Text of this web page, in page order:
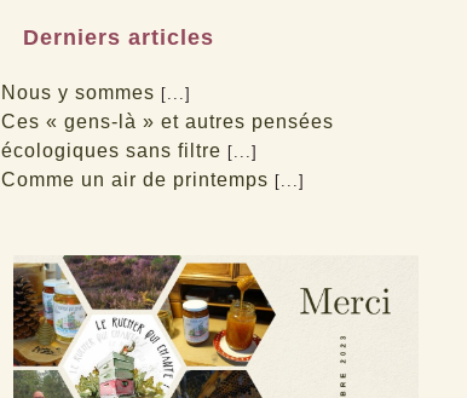
Derniers articles
Nous y sommes [...]
Ces « gens-là » et autres pensées
écologiques sans filtre [...]
Comme un air de printemps [...]